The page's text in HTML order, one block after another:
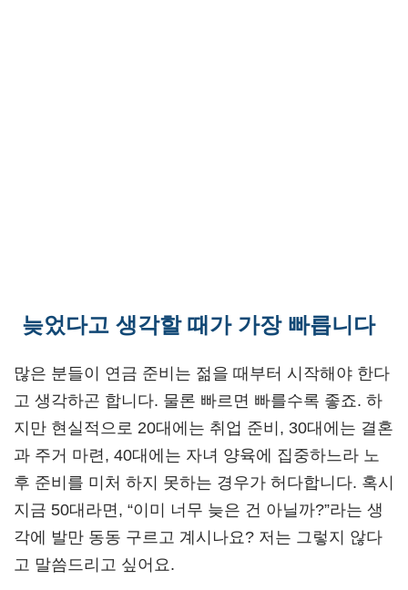
늦었다고 생각할 때가 가장 빠릅니다
많은 분들이 연금 준비는 젊을 때부터 시작해야 한다
고 생각하곤 합니다. 물론 빠르면 빠를수록 좋죠. 하
지만 현실적으로 20대에는 취업 준비, 30대에는 결혼
과 주거 마련, 40대에는 자녀 양육에 집중하느라 노
후 준비를 미처 하지 못하는 경우가 허다합니다. 혹시
지금 50대라면, “이미 너무 늦은 건 아닐까?”라는 생
각에 발만 동동 구르고 계시나요? 저는 그렇지 않다
고 말씀드리고 싶어요.